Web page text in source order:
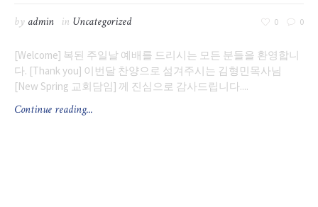
by admin in Uncategorized 0 0
[Welcome] 복된 주일날 예배를 드리시는 모든 분들을 환영합니
다. [Thank you] 이번달 찬양으로 섬겨주시는 김형민목사님
[New Spring 교회담임] 께 진심으로 감사드립니다....
Continue reading...